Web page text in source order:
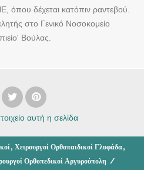
όπου δέχεται κατόπιν ραντεβού.
στο Γενικό Νοσοκομείο
Βούλας.
αυτή η σελίδα
, Χειρουργοί Ορθοπαιδικοί Γλυφάδα,
Ορθοπεδικοί Αργυρούπολη /